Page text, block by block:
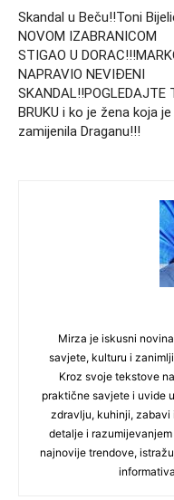
Skandal u Beču!!Toni
NOVOM IZABRANICOM
STIGAO U
NAPRAVIO NEVIĐENI
SKANDAL!!POGLEDAJTE
BRUKU i ko je žena koja je
zamijenila Draganu!!!
Mirza je iskusni
savjete, kulturu i
Kroz svoje tekstove
praktične savjete i uvide
zdravlju, kuhinji, zabavi
detalje i
najnovije trendove,